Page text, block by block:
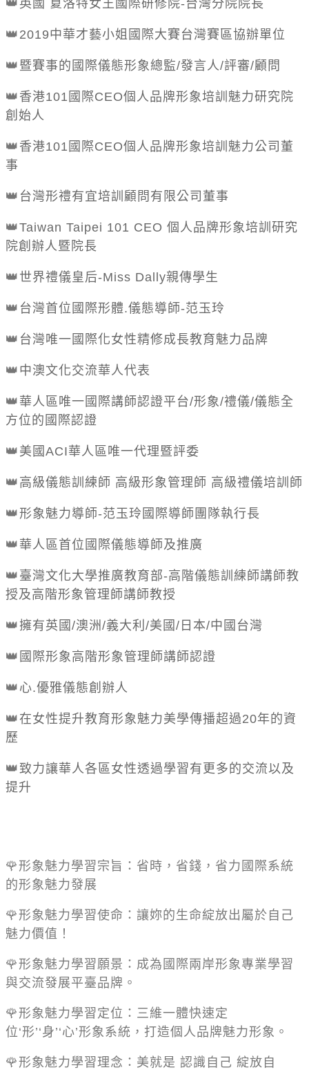
👑 英國 夏洛特女王國際研修院-台灣分院院長
👑 2019中華才藝小姐國際大賽台灣賽區協辦單位
👑 暨賽事的國際儀態形象總監/發言人/評審/顧問
👑 香港101 國際CEO個人品牌形象培訓魅力研究院
創始人
👑 香港101 國際CEO個人品牌形象培訓魅力公司董
事
👑 台灣形禮有宜培訓顧問有限公司董事
👑Taiwan Taipei 101 CEO 個人品牌形象培訓研究
院創辦人暨院長
👑 世界禮儀皇后-Miss Dally親傳學生
👑 台灣首位國際形體.儀態導師-范玉玲
👑 台灣唯一國際化女性精修成長教育魅力品牌
👑 中澳文化交流華人代表
👑 華人區唯一國際講師認證平台/形象/禮儀/儀態全
方位的國際認證
👑 美國 ACI華人區唯一代理暨評委
👑 高級儀態訓練師 高級形象管理師 高級禮儀培訓師
👑形象魅力導師-范玉玲國際導師團隊執行長
👑 華人區首位國際儀態導師及推廣
👑 臺灣文化大學推廣教育部-高階儀態訓練師講師教
授及高階形象管理師講師教授
👑擁有英國 /澳洲 /義大利 /美國 / 日本/中國台灣
👑 國際形象高階形象管理師講師認證
👑 心.優雅儀態創辦人
👑 在女性提升教育形象魅力美學傳播超過20年的資
歷
👑 致力讓華人各區女性透過學習有更多的交流以及
提升
🌹形象魅力學習宗旨：省時，省錢，省力國際系統
的形象魅力發展
🌹形象魅力學習使命：讓妳的生命綻放出屬於自己
魅力價值！
🌹形象魅力學習願景：成為國際兩岸形象專業學習
與交流發展平臺品牌。
🌹形象魅力學習定位：三維一體快速定
位‘形’‘身’‘心’形象系統，打造個人品牌魅力形象。
🌹形象魅力學習理念：美就是 認識自己 綻放自